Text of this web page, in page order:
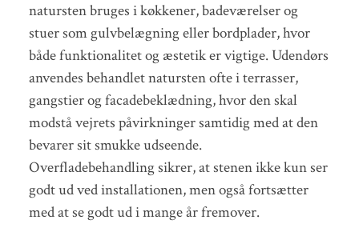
natursten bruges i køkkener, badeværelser og
stuer som gulvbelægning eller bordplader, hvor
både funktionalitet og æstetik er vigtige. Udendørs
anvendes behandlet natursten ofte i terrasser,
gangstier og facadebeklædning, hvor den skal
modstå vejrets påvirkninger samtidig med at den
bevarer sit smukke udseende.
Overfladebehandling sikrer, at stenen ikke kun ser
godt ud ved installationen, men også fortsætter
med at se godt ud i mange år fremover.